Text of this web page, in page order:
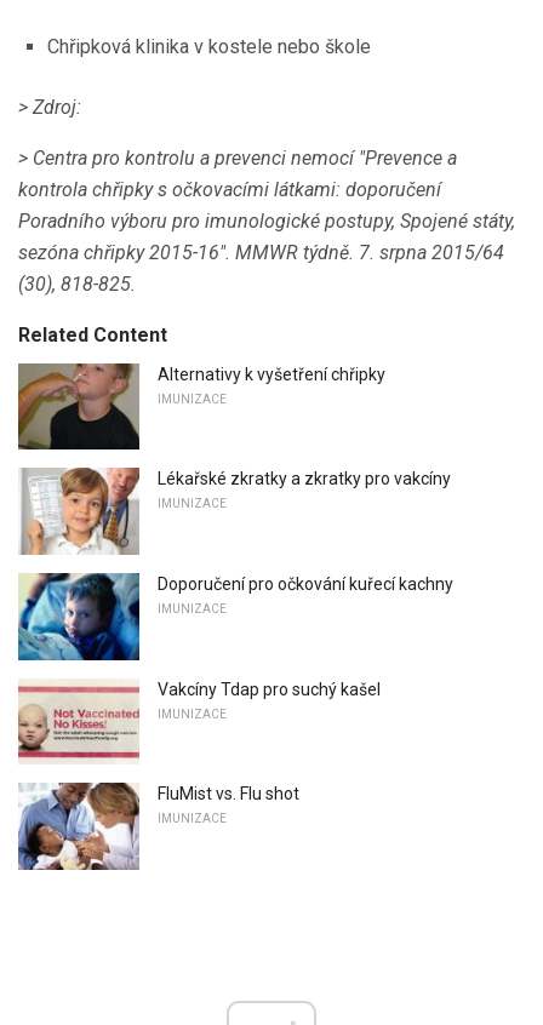
Chřipková klinika v kostele nebo škole
> Zdroj:
> Centra pro kontrolu a prevenci nemocí "Prevence a
kontrola chřipky s očkovacími látkami: doporučení
Poradního výboru pro imunologické postupy, Spojené státy,
sezóna chřipky 2015-16". MMWR týdně. 7. srpna 2015/64
(30), 818-825.
Related Content
Alternativy k vyšetření chřipky
IMUNIZACE
Lékařské zkratky a zkratky pro vakcíny
IMUNIZACE
Doporučení pro očkování kuřecí kachny
IMUNIZACE
Vakcíny Tdap pro suchý kašel
IMUNIZACE
FluMist vs. Flu shot
IMUNIZACE